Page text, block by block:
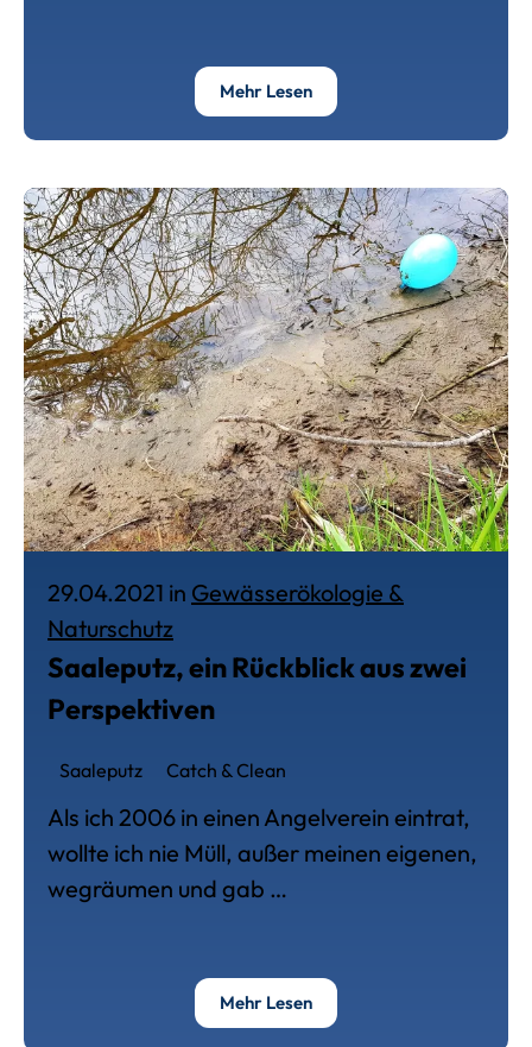
Mehr LesenÜber Rückblick: Saaleputz
29.04.2021 in Gewässerökologie &
NaturschutzVeröffentlich am 29. April 2021, in
Saaleputz, ein Rückblick aus zwei
Perspektiven
Saaleputz Catch & Clean
Als ich 2006 in einen Angelverein eintrat,
wollte ich nie Müll, außer meinen eigenen,
wegräumen und gab …
Mehr LesenÜber Saaleputz, Ein